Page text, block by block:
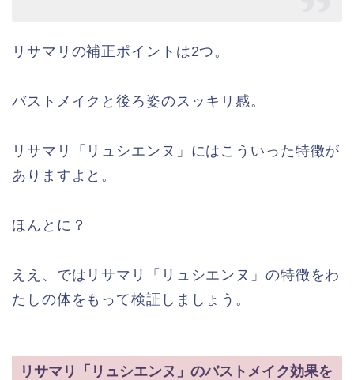
リサマリの補正ポイントは2つ。
バストメイクと後ろ姿のスッキリ感。
リサマリ「リュシエンヌ」にはこういった特徴が
ありますよと。
ほんとに？
ええ、ではリサマリ「リュシエンヌ」の特徴をわ
たしの体をもって検証しましょう。
リサマリ「リュシエンヌ」のバストメイク効果を